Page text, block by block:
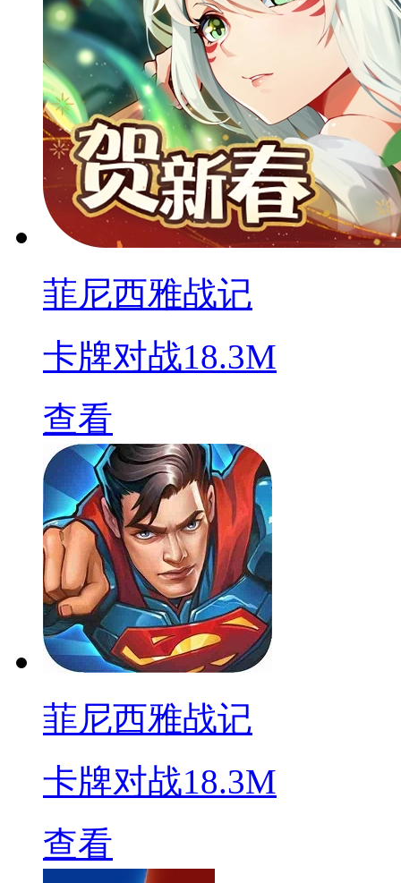
菲尼西雅战记
卡牌对战18.3M
查看
菲尼西雅战记
卡牌对战18.3M
查看